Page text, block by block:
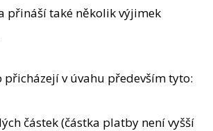
přináší také několik výjimek
v úvahu především tyto:
částek (částka platby není vyšší